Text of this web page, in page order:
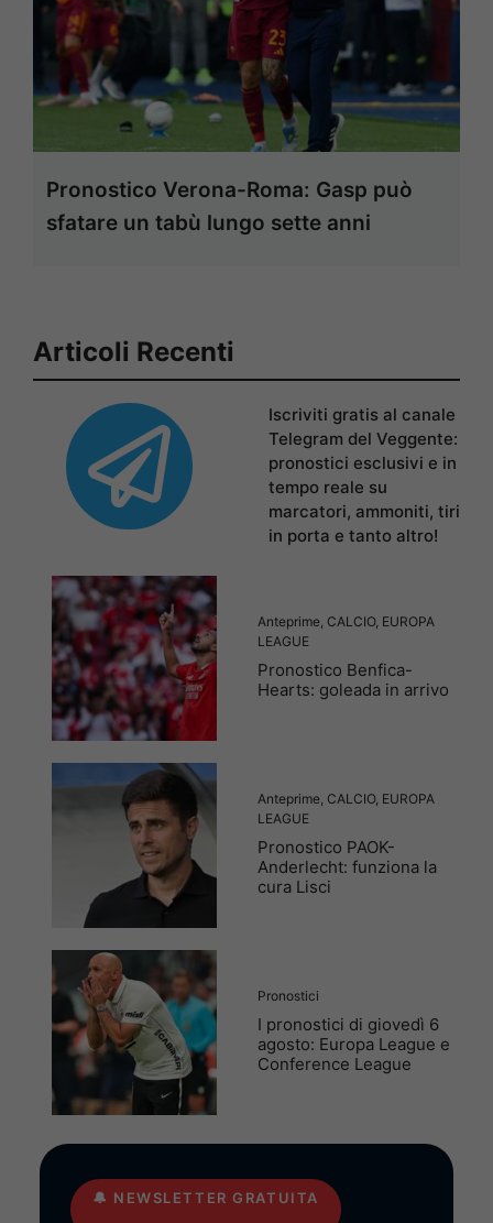
Pronostico Verona-Roma: Gasp può
sfatare un tabù lungo sette anni
Articoli Recenti
Iscriviti gratis al canale
Telegram del Veggente:
pronostici esclusivi e in
tempo reale su
marcatori, ammoniti, tiri
in porta e tanto altro!
Anteprime CALCIO, EUROPA
LEAGUE
Pronostico Benfica-
Hearts: goleada in arrivo
Anteprime CALCIO, EUROPA
LEAGUE
Pronostico PAOK-
Anderlecht: funziona la
cura Lisci
Pronostici
I pronostici di giovedì 6
agosto: Europa League e
Conference League
🔔 NEWSLETTER GRATUITA